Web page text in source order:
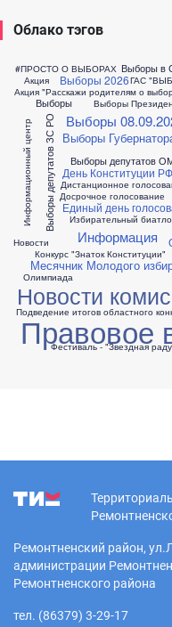
Облако тэгов
#ПРОСТО О ВЫБОРАХ
Акция
Акция "Расскажи родителям о
Выборы
Выборы депутатов ЗС РО Выборы
Выборы 2026
Выборы
Выборы
Выборы в
Выборы депутатов
ГАС
День Конституции РФ
Дистанционное
Досрочное голосование
Единый день
Избирательный
Информационный центр
Информация
Конкурс "Знаток Конституции"
Месячник Молодого
Новости
Новости
Олимпиада
Подведение итогов областного
Правовое
Фестиваль - "Звездная
Ремонтненский район,
администрации
Ремонтненского района
тел. (86379) 3-29-17